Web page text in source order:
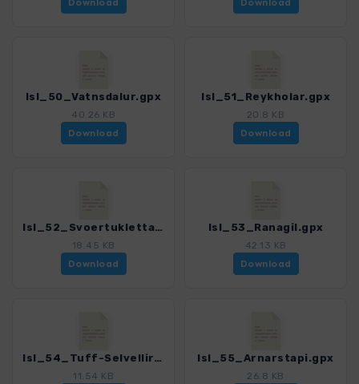
Download
Download
Isl_50_Vatnsdalur.gpx
40.26 KB
Download
Isl_51_Reykholar.gpx
20.8 KB
Download
Isl_52_Svoertuklettar.gpx
18.45 KB
Download
Isl_53_Ranagil.gpx
42.13 KB
Download
Isl_54_Tuff-Selvellir.gpx
11.54 KB
Isl_55_Arnarstapi.gpx
26.8 KB